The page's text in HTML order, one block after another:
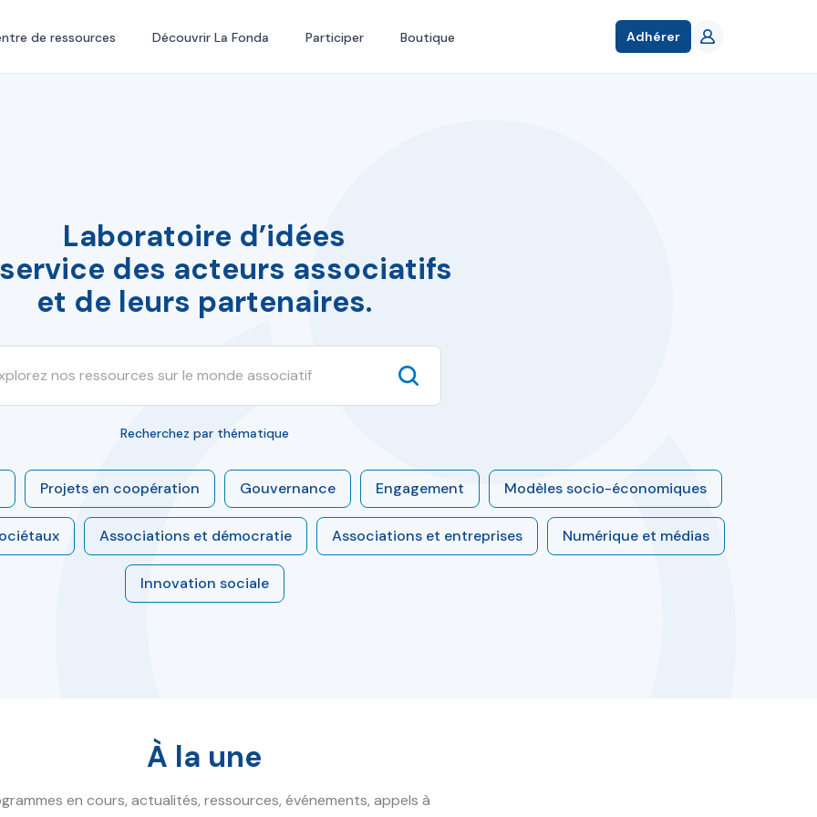
de ressources Découvrir La Fonda Participer Boutique Adhérer
Laboratoire d’idées
des acteurs associatifs
et de leurs partenaires.
Recherchez par thématique
Projets en coopération Gouvernance Engagement Modèles socio-économiques
Associations et démocratie Associations et entreprises Numérique et médias
Innovation sociale
À la une
en cours, actualités, ressources, événements, appels à